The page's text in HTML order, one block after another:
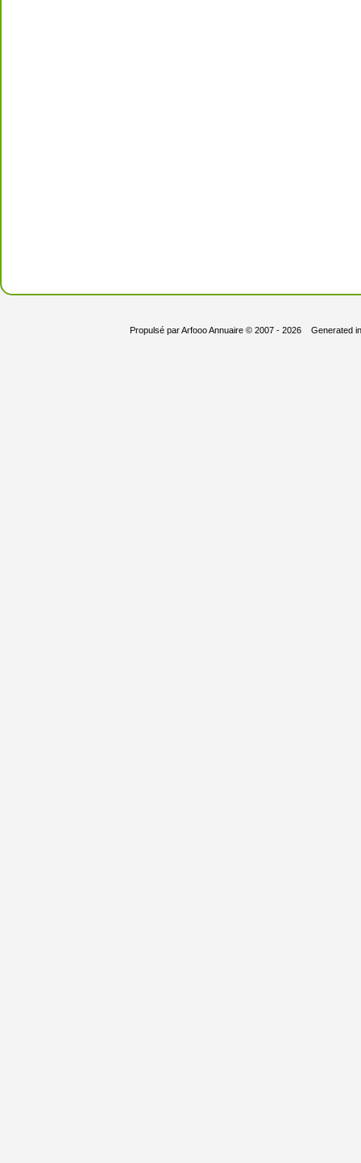
Propulsé parArfooo Annuaire© 2007 - 2026 Generated